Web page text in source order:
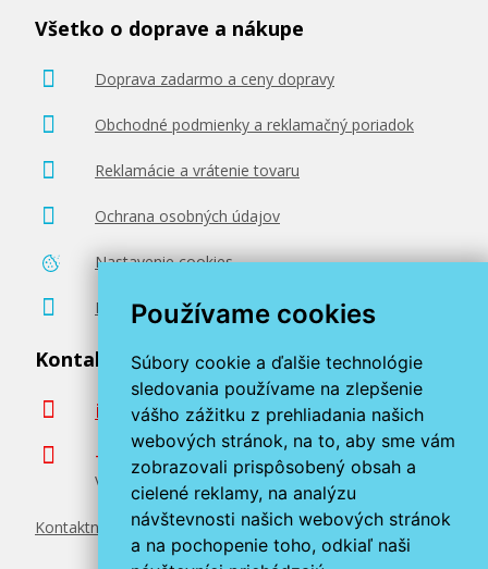
Používame cookies
Súbory cookie a ďalšie technológie
sledovania používame na zlepšenie
vášho zážitku z prehliadania našich
webových stránok, na to, aby sme vám
zobrazovali prispôsobený obsah a
cielené reklamy, na analýzu
návštevnosti našich webových stránok
a na pochopenie toho, odkiaľ naši
Všetko o doprave a nákupe
Doprava zadarmo a ceny dopravy
Obchodné podmienky a reklamačný poriadok
Reklamácie a vrátenie tovaru
Ochrana osobných údajov
Nastavenie cookies
Poradenstvo zadarmo
Kontaktujte nás
info@miroluk.sk
+420 377 222 313
Volajte v pracovné dni od 8. do 17. hod.
Kontaktné údaje